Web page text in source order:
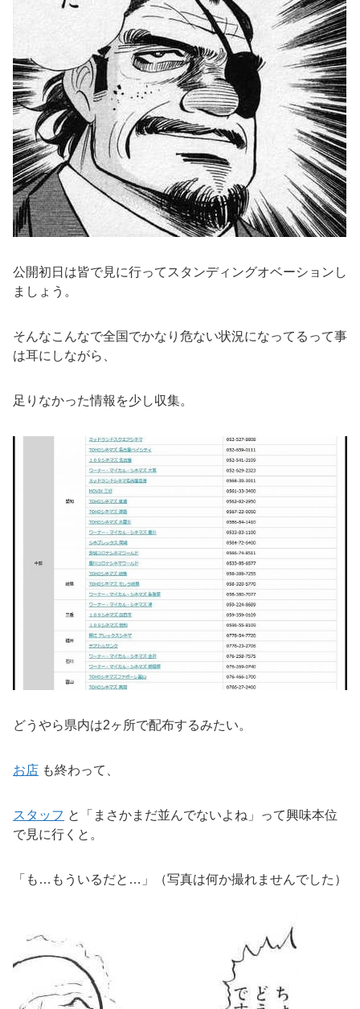
公開初日は皆で見に行ってスタンディングオベーションし
ましょう。
そんなこんなで全国でかなり危ない状況になってるって事
は耳にしながら、
足りなかった情報を少し収集。
どうやら県内は2ヶ所で配布するみたい。
お店 も終わって、
スタッフ と「まさかまだ並んでないよね」って興味本位
で見に行くと。
「も…もういるだと…」（写真は何か撮れませんでした）